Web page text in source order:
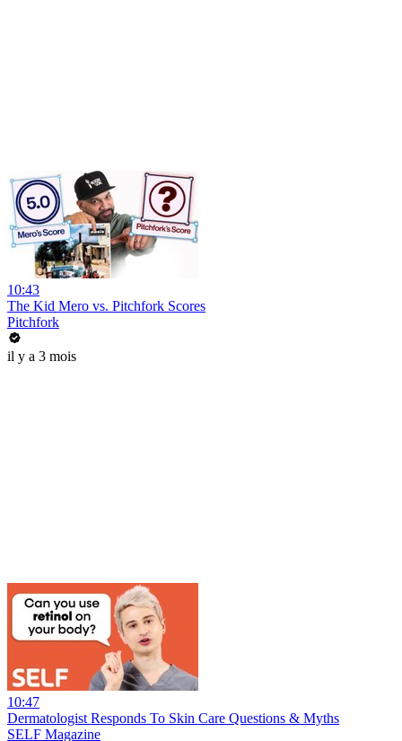
10:43
The Kid Mero vs. Pitchfork Scores
Pitchfork
il y a 3 mois
10:47
Dermatologist Responds To Skin Care Questions & Myths
SELF Magazine